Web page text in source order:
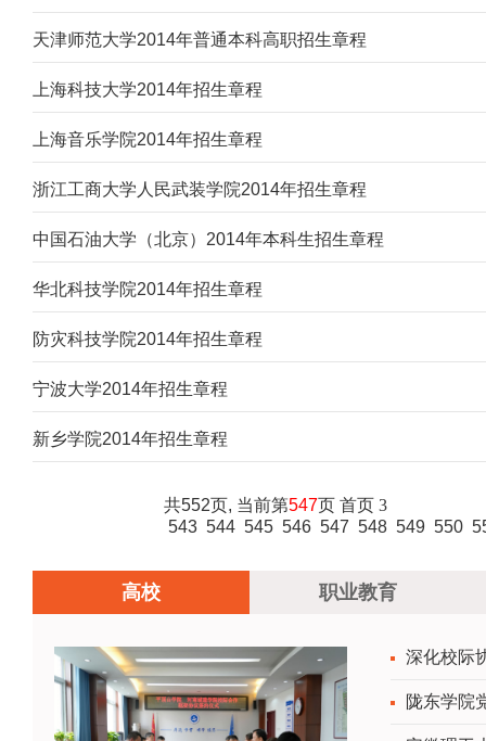
天津师范大学2014年普通本科高职招生章程
上海科技大学2014年招生章程
上海音乐学院2014年招生章程
浙江工商大学人民武装学院2014年招生章程
中国石油大学（北京）2014年本科生招生章程
华北科技学院2014年招生章程
防灾科技学院2014年招生章程
宁波大学2014年招生章程
新乡学院2014年招生章程
共552页, 当前第547页 首页 3
543 544 545 546 547 548 549 550
高校 职业教育
深化校际
陇东学院